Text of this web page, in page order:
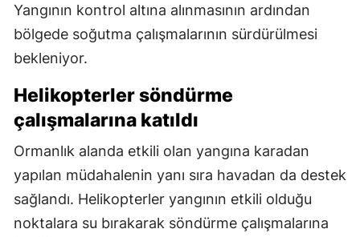
Yangının kontrol altına alınmasının ardından
bölgede soğutma çalışmalarının sürdürülmesi
bekleniyor.
Helikopterler söndürme
çalışmalarına katıldı
Ormanlık alanda etkili olan yangına karadan
yapılan müdahalenin yanı sıra havadan da destek
sağlandı. Helikopterler yangının etkili olduğu
noktalara su bırakarak söndürme çalışmalarına